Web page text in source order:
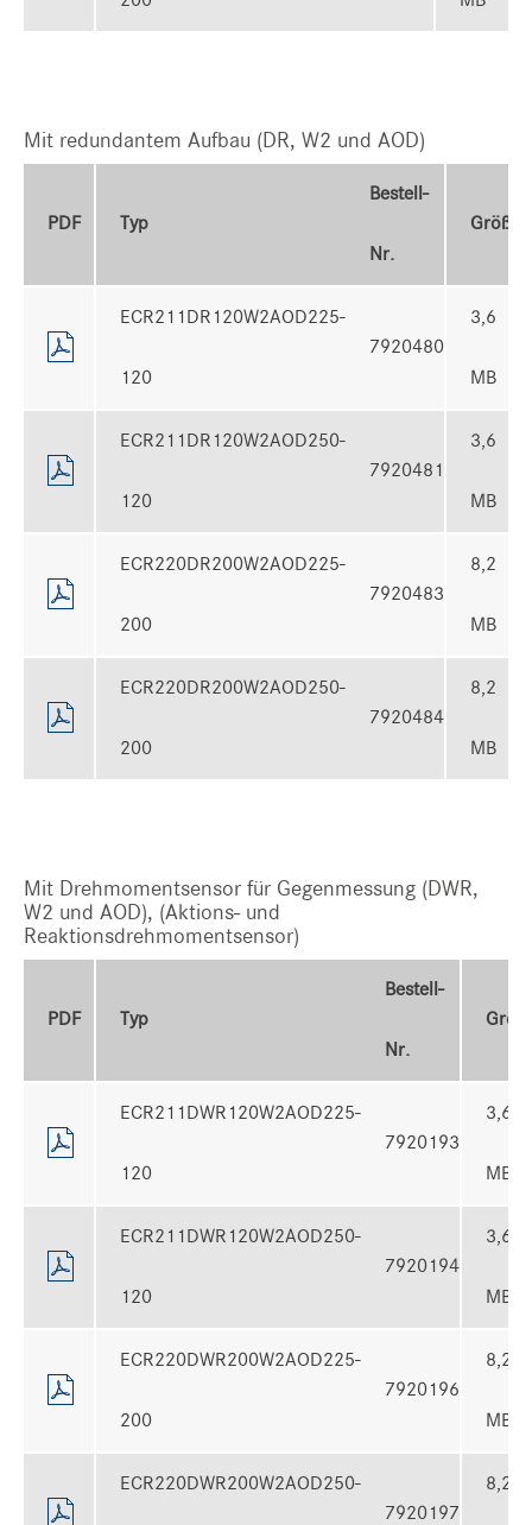
Mit redundantem Aufbau (DR, W2 und AOD)
PDF Typ
Bestell-
Nr.
Größe
ECR211DR120W2AOD225-
120
7920480
3,6
MB
ECR211DR120W2AOD250-
120
7920481
3,6
MB
ECR220DR200W2AOD225-
200
7920483
8,2
MB
ECR220DR200W2AOD250-
200
7920484
8,2
MB
Mit Drehmomentsensor für Gegenmessung (DWR,
W2 und AOD), (Aktions- und
Reaktionsdrehmomentsensor)
PDF Typ
Bestell-
Nr.
ECR211DWR120W2AOD225-
120
7920193
3,6
MB
ECR211DWR120W2AOD250-
120
7920194
3,6
MB
ECR220DWR200W2AOD225-
200
7920196
8,2
MB
ECR220DWR200W2AOD250-
7920197
8,2